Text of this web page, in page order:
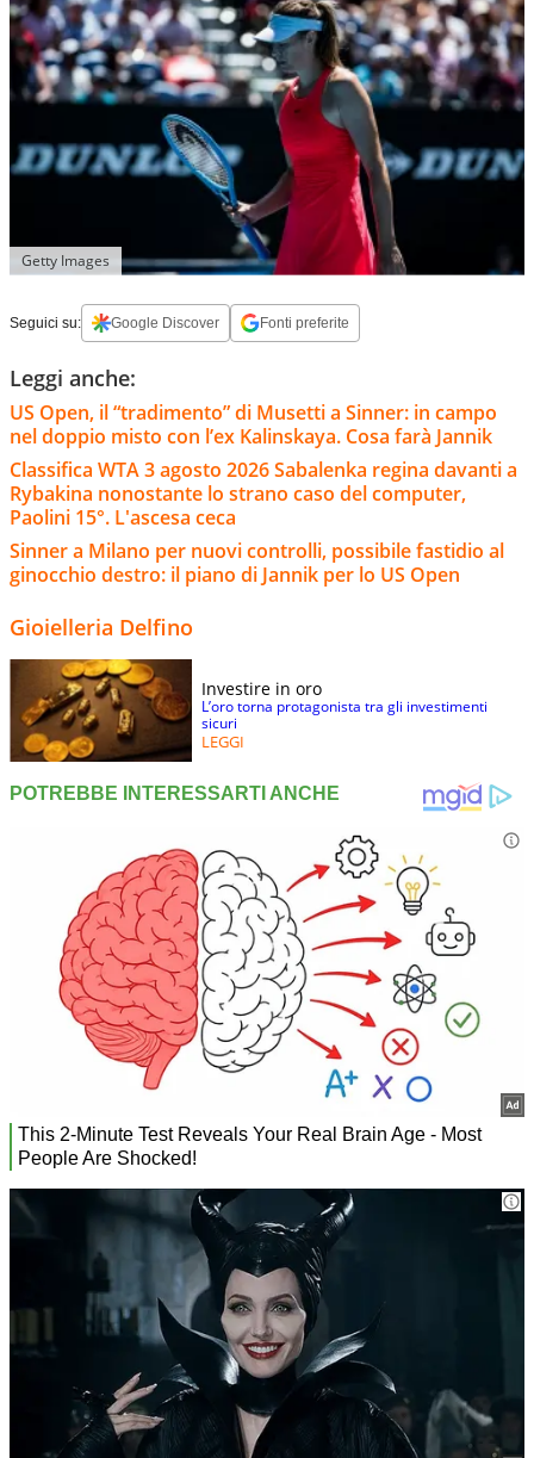
Getty Images
Seguici su: Google Discover Fonti preferite
Leggi anche:
US Open, il “tradimento” di Musetti a Sinner: in campo
nel doppio misto con l’ex Kalinskaya. Cosa farà Jannik
Classifica WTA 3 agosto 2026 Sabalenka regina davanti a
Rybakina nonostante lo strano caso del computer,
Paolini 15°. L'ascesa ceca
Sinner a Milano per nuovi controlli, possibile fastidio al
ginocchio destro: il piano di Jannik per lo US Open
Gioielleria Delfino
Investire in oro
L’oro torna protagonista tra gli investimenti
sicuri
LEGGI